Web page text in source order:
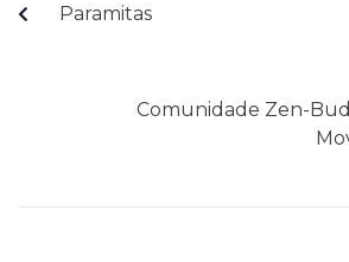
Paramitas
Comunidade Zen-